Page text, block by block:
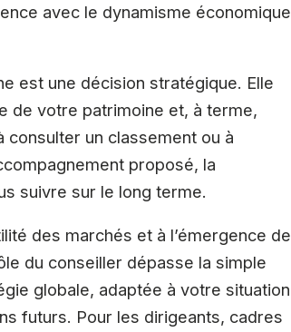
avec le dynamisme économique
est une décision stratégique. Elle
de votre patrimoine et, à terme,
consulter un classement ou à
proposé, la
suivre sur le long terme.
des marchés et à l’émergence de
du conseiller dépasse la simple
globale, adaptée à votre situation
futurs. Pour les dirigeants, cadres